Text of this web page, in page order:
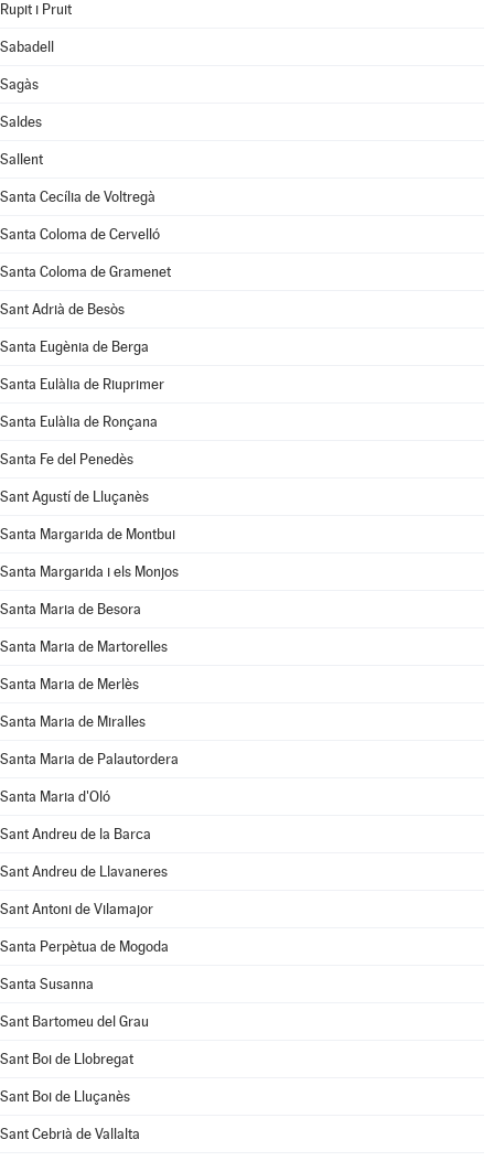
Rupit i Pruit
Sabadell
Sagàs
Saldes
Sallent
Santa Cecília de Voltregà
Santa Coloma de Cervelló
Santa Coloma de Gramenet
Sant Adrià de Besòs
Santa Eugènia de Berga
Santa Eulàlia de Riuprimer
Santa Eulàlia de Ronçana
Santa Fe del Penedès
Sant Agustí de Lluçanès
Santa Margarida de Montbui
Santa Margarida i els Monjos
Santa Maria de Besora
Santa Maria de Martorelles
Santa Maria de Merlès
Santa Maria de Miralles
Santa Maria de Palautordera
Santa Maria d'Oló
Sant Andreu de la Barca
Sant Andreu de Llavaneres
Sant Antoni de Vilamajor
Santa Perpètua de Mogoda
Santa Susanna
Sant Bartomeu del Grau
Sant Boi de Llobregat
Sant Boi de Lluçanès
Sant Cebrià de Vallalta